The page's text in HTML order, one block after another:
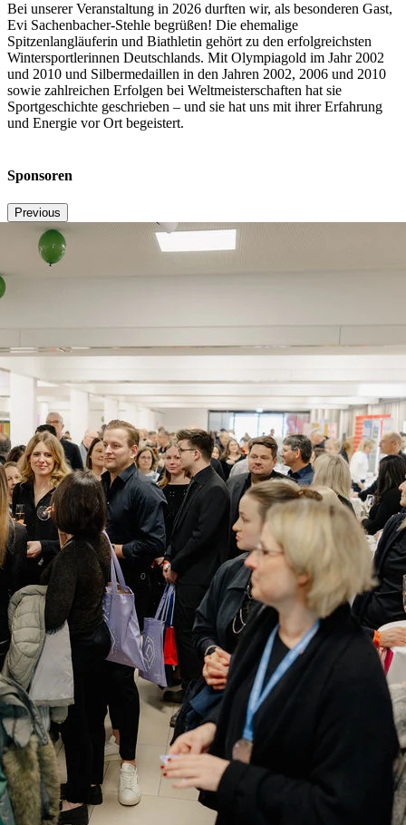
Bei unserer Veranstaltung in 2026 durften wir, als besonderen Gast,
Evi Sachenbacher-Stehle begrüßen! Die ehemalige
Spitzenlangläuferin und Biathletin gehört zu den erfolgreichsten
Wintersportlerinnen Deutschlands. Mit Olympiagold im Jahr 2002
und 2010 und Silbermedaillen in den Jahren 2002, 2006 und 2010
sowie zahlreichen Erfolgen bei Weltmeisterschaften hat sie
Sportgeschichte geschrieben – und sie hat uns mit ihrer Erfahrung
und Energie vor Ort begeistert.
Sponsoren
Previous